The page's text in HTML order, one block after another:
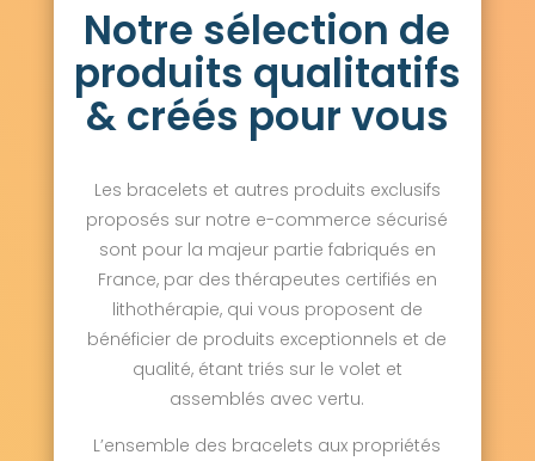
Notre sélection de
produits qualitatifs
& créés pour vous
Les bracelets et autres produits exclusifs
proposés sur notre e-commerce sécurisé
sont pour la majeur partie fabriqués en
France, par des thérapeutes certifiés en
lithothérapie, qui vous proposent de
bénéficier de produits exceptionnels et de
qualité, étant triés sur le volet et
assemblés avec vertu.
L’ensemble des bracelets aux propriétés